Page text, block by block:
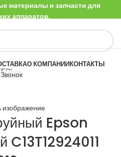
материалы и запчасти для
аппаратов.
О КОМПАНИИКОНТАКТЫ
Звонок
изображение
Epson
C13T12924011